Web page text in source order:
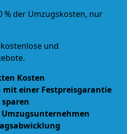
% der Umzugskosten, nur
und
Kosten
mit einer Festpreisgarantie
sparen